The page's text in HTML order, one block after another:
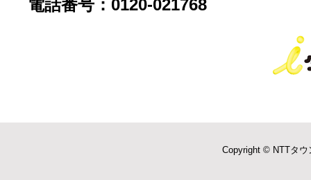
電話番号：0120-021768
Copyright © NTTタウ